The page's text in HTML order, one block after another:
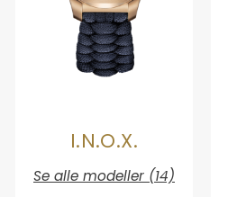
I.N.O.X.
Se alle modeller (14)